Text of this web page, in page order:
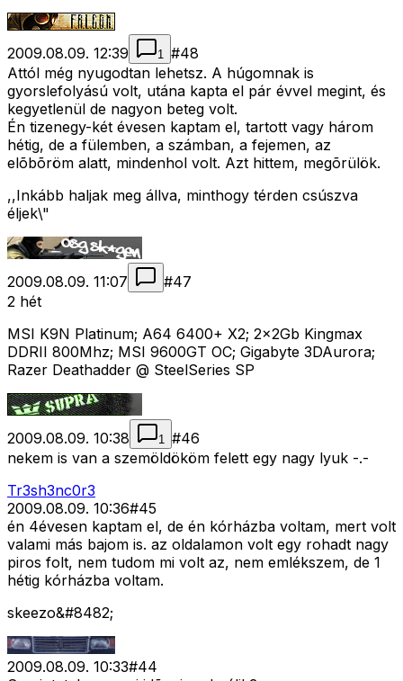
2009.08.09. 12:39 1 #48
Attól még nyugodtan lehetsz. A húgomnak is
gyorslefolyású volt, utána kapta el pár évvel megint, és
kegyetlenül de nagyon beteg volt.
Én tizenegy-két évesen kaptam el, tartott vagy három
hétig, de a fülemben, a számban, a fejemen, az
elõbõröm alatt, mindenhol volt. Azt hittem, megõrülök.
,,Inkább haljak meg állva, minthogy térden csúszva
éljek\"
2009.08.09. 11:07 #47
2 hét
MSI K9N Platinum; A64 6400+ X2; 2x2Gb Kingmax
DDRII 800Mhz; MSI 9600GT OC; Gigabyte 3DAurora;
Razer Deathadder @ SteelSeries SP
2009.08.09. 10:38 1 #46
nekem is van a szemöldököm felett egy nagy lyuk -.-
Tr3sh3nc0r3
2009.08.09. 10:36#45
én 4évesen kaptam el, de én kórházba voltam, mert volt
valami más bajom is. az oldalamon volt egy rohadt nagy
piros folt, nem tudom mi volt az, nem emlékszem, de 1
hétig kórházba voltam.
skeezo&#8482;
2009.08.09. 10:33#44